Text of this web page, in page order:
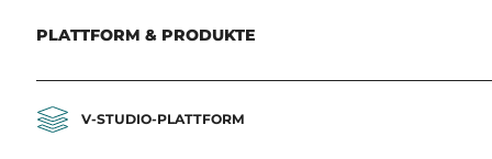
PLATTFORM & PRODUKTE
V-STUDIO-PLATTFORM